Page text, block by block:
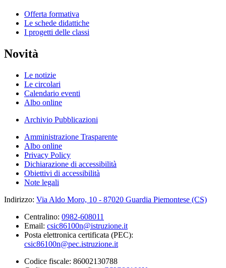
Offerta formativa
Le schede didattiche
I progetti delle classi
Novità
Le notizie
Le circolari
Calendario eventi
Albo online
Archivio Pubblicazioni
Amministrazione Trasparente
Albo online
Privacy Policy
Dichiarazione di accessibilità
Obiettivi di accessibilità
Note legali
Indirizzo: Via Aldo Moro, 10 - 87020 Guardia Piemontese (CS)
Centralino: 0982-608011
Email: csic86100n@istruzione.it
Posta elettronica certificata (PEC):
csic86100n@pec.istruzione.it
Codice fiscale: 86002130788